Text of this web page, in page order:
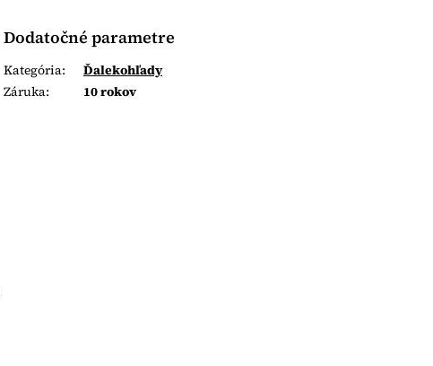
Dodatočné parametre
Kategória:
Ďalekohľady
Záruka: 10 rokov